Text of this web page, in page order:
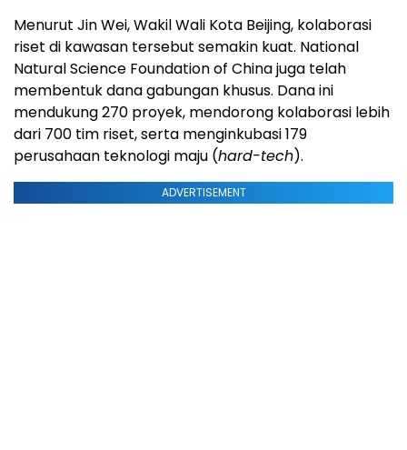
Menurut Jin Wei, Wakil Wali Kota Beijing, kolaborasi
riset di kawasan tersebut semakin kuat. National
Natural Science Foundation of China juga telah
membentuk dana gabungan khusus. Dana ini
mendukung 270 proyek, mendorong kolaborasi lebih
dari 700 tim riset, serta menginkubasi 179
perusahaan teknologi maju (hard-tech).
ADVERTISEMENT